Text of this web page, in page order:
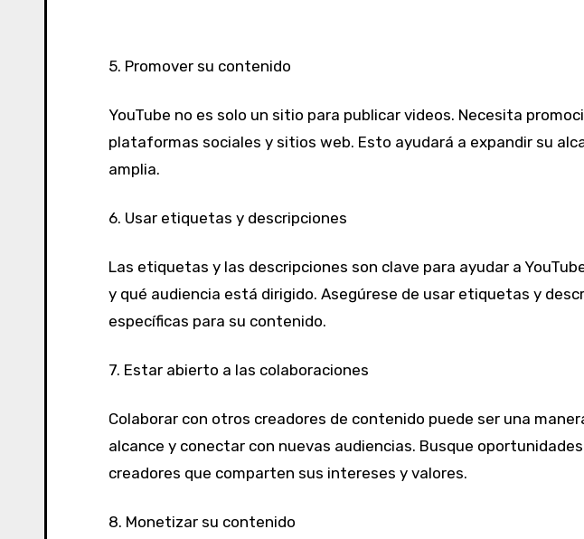
5. Promover su contenido
YouTube no es solo un sitio para publicar videos. Necesita
plataformas sociales y sitios web. Esto ayudará a expandir su
amplia.
6. Usar etiquetas y descripciones
Las etiquetas y las descripciones son clave para ayudar a
y qué audiencia está dirigido. Asegúrese de usar etiquetas y
específicas para su contenido.
7. Estar abierto a las colaboraciones
Colaborar con otros creadores de contenido puede ser una
alcance y conectar con nuevas audiencias. Busque
creadores que comparten sus intereses y valores.
8. Monetizar su contenido